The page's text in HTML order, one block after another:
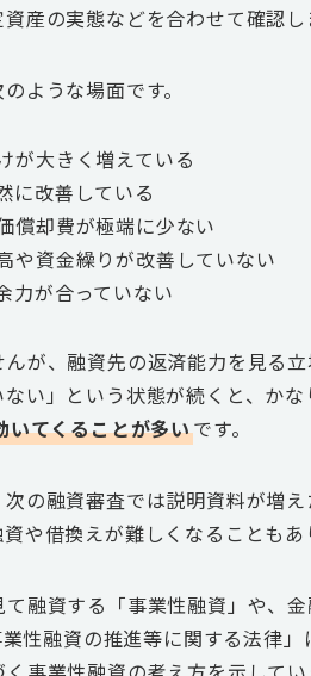
産の実態などを合わせて確認し
ような場面です。
が大きく増えている
に改善している
償却費が極端に少ない
や資金繰りが改善していない
力が合っていない
が、融資先の返済能力を見る
い」という状態が続くと、かな
いてくることが多いです。
の融資審査では説明資料が増
や借換えが難しくなることもあ
融資する「事業性融資」や、
性融資の推進等に関する法律